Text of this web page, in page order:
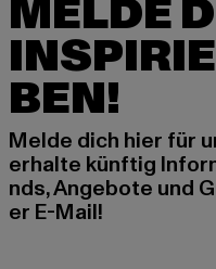
MELDE
BEN!
Melde dich hier für
erhalte künftig
nds, Angebote und
er E-Mail!